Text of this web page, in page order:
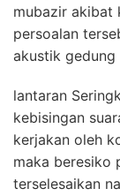
mubazir akibat
persoalan
akustik gedung
lantaran
kebisingan
kerjakan oleh
maka beresiko
terselesaikan